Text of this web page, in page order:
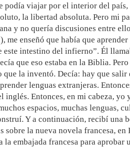
podía viajar por el interior del país,
la libertad absoluta. Pero mi
y no quería discusiones entre
me enseñó que había que aprender
este intestino del infierno”. Él
que eso estaba en la Biblia.
que la inventó. Decía: hay que salir
lenguas extranjeras.
inglés. Entonces, en mi cabeza, yo
espacios, muchas lenguas,
Y a continuación, recibí una
sobre la nueva novela francesa, en
embajada francesa para aprobar